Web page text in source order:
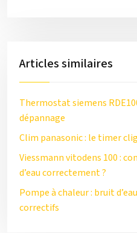
Articles similaires
Thermostat siemens
dépannage
Clim panasonic : le timer
Viessmann vitodens 100 :
d’eau correctement ?
Pompe à chaleur : bruit
correctifs